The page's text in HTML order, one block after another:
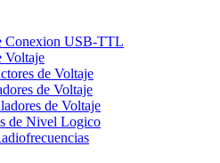
Conexion USB-TTL
Voltaje
de Voltaje
de Voltaje
de Voltaje
de Nivel Logico